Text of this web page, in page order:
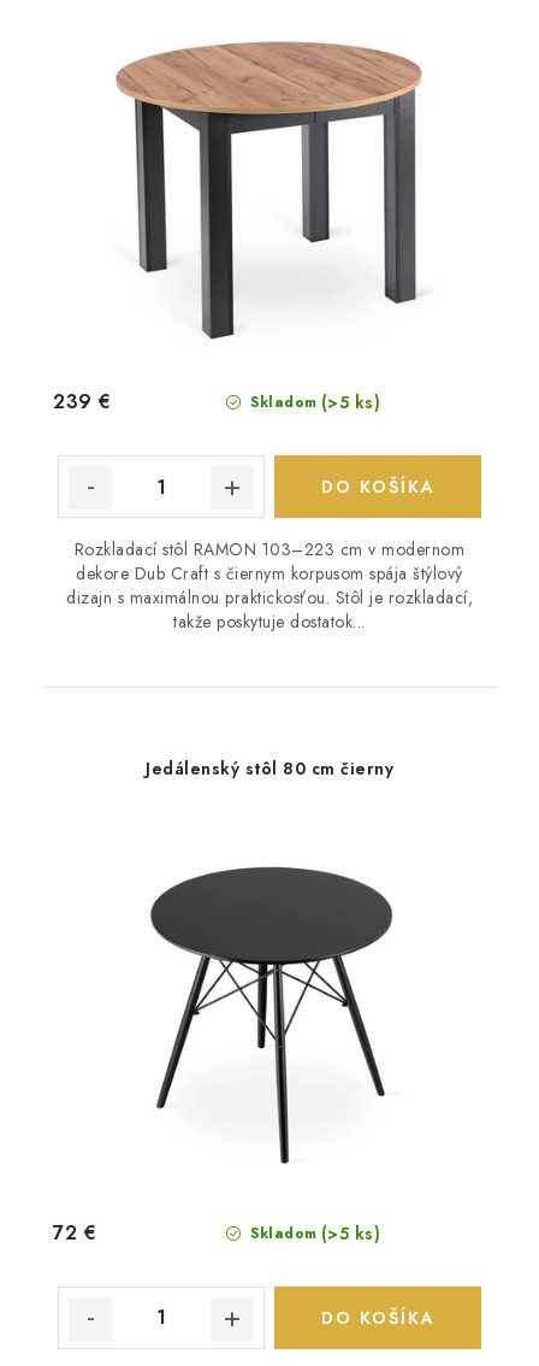
Skladom (>5 ks)
239 €
DO KOŠÍKA
Rozkladací stôl RAMON 103–223 cm v modernom
dekore Dub Craft s čiernym korpusom spája štýlový
dizajn s maximálnou praktickosťou. Stôl je rozkladací,
takže poskytuje dostatok...
Jedálenský stôl 80 cm čierny
Skladom (>5 ks)
72 €
DO KOŠÍKA